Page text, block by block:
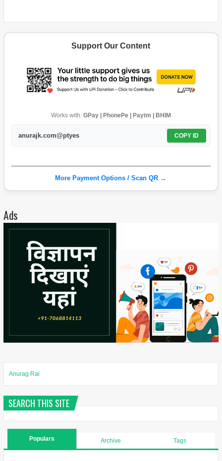
Support Our Content
Works with: GPay | PhonePe | Paytm | BHIM
anurajk.com@ptyes COPY ID
More Payment Options / Scan QR →
Ads
Anurag Rai
SEARCH THIS SITE
Populars Archive Tags